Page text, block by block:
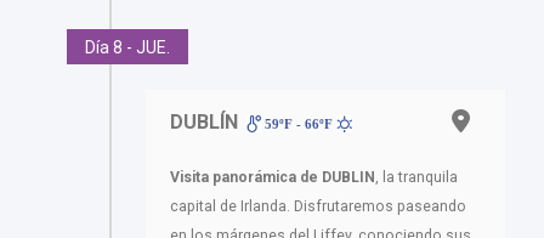
Día 8 - JUE.
DUBLÍN 59ºF - 66ºF
Visita panorámica de DUBLIN , la tranquila
capital de Irlanda. Disfrutaremos paseando